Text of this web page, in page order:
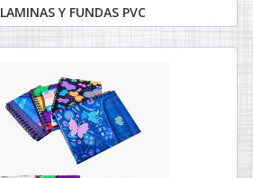
LAMINAS Y FUNDAS PVC